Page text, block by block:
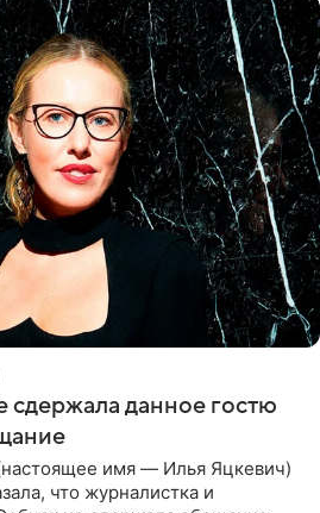
сдержала данное гостю
имя — Илья Яцкевич)
что журналистка и